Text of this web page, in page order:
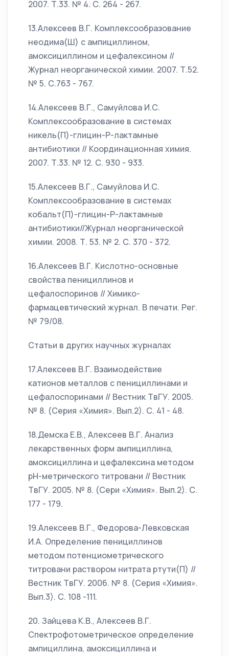
2007. Т.33. № 4. С. 264 - 267.
13.Алексеев В.Г. Комплексообразование
неодима(Ш) с ампициллином,
амоксициллином и цефалексином //
Журнал неорганической химии. 2007. Т.52.
№ 5. С.763 - 767.
14.Алексеев В.Г., Самуйлова И.С.
Комплексообразование в системах
никель(П)-глицин-Р-лактамные
антибиотики // Координационная химия.
2007. Т.33. № 12. С. 930 - 933.
15.Алексеев В.Г., Самуйлова И.С.
Комплексообразование в системах
кобальт(П)-глицин-Р-лактамные
антибиотики//Журнал неорганической
химии. 2008. Т. 53. № 2. С. 370 - 372.
16.Алексеев В.Г. Кислотно-основные
свойства пенициллинов и
цефалоспоринов // Химико-
фармацевтический журнал. В печати. Рег.
№ 79/08.
Статьи в других научных журналах
17.Алексеев В.Г. Взаимодействие
катионов металлов с пенициллинами и
цефалоспоринами // Вестник ТвГУ. 2005.
№ 8. (Серия «Химия». Вып.2). С. 41 - 48.
18.Демска Е.В., Алексеев В.Г. Анализ
лекарственных форм ампициллина,
амоксициллина и цефалексина методом
рН-метрического титровани // Вестник
ТвГУ. 2005. № 8. (Сери «Химия». Вып.2). С.
177 - 179.
19.Алексеев В.Г., Федорова-Левковская
И.А. Определение пенициллинов
методом потенциометрического
титровани раствором нитрата ртути(П) //
Вестник ТвГУ. 2006. № 8. (Серия «Химия».
Вып.3). С. 108 -111.
20. Зайцева К.В., Алексеев В.Г.
Спектрофотометрическое определение
ампициллина, амоксициллина и